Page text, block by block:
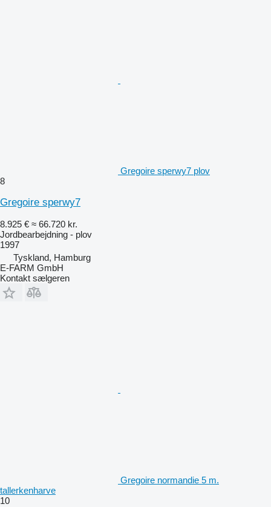
Gregoire sperwy7 plov
8
Gregoire sperwy7
8.925 € ≈ 66.720 kr.
Jordbearbejdning - plov
1997
Tyskland, Hamburg
E-FARM GmbH
Kontakt sælgeren
Gregoire normandie 5 m.
tallerkenharve
10